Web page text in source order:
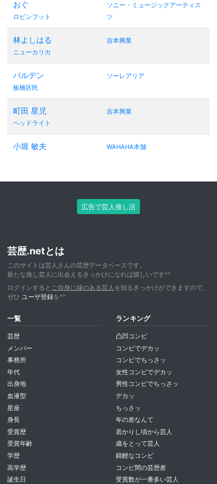
おぐ
ロビンフット
ソニー・ミュージックアーティス
ツ
林よしはる
ニューカリカ
吉本興業
パルデン
板橋区民
ソーレアリア
町田 星児
ヘッドライト
吉本興業
小堀 敏夫 WAHAHA本舗
広告で芸人推し活
芸歴.netとは
このサイトは芸人さんの芸歴データベースです。
新たな推し芸人に出会えるきっかけになれば嬉しいです^^
ログインすると ご自身に縁のある芸人 を知るきっかけができますので、
ぜひ ユーザ登録を^^
一覧
芸歴
メンバー
事務所
年代
出身地
血液型
星座
身長
受賞歴
受賞年齢
学歴
高学歴
誕生日
ランキング
凸凹コンビ
コンビでデカッ
コンビでちっさッ
女性コンビでデカッ
男性コンビでちっさッ
デカッ
ちっさッ
年の差なんて
若かりし頃から芸人
歳をとって芸人
錦鯉なコンビ
コンビ間の芸歴差
受賞数が一番多い芸人